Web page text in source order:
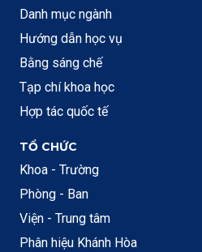
Danh mục ngành
Hướng dẫn học vụ
Bằng sáng chế
Tạp chí khoa học
Hợp tác quốc tế
TỔ CHỨC
Khoa - Trường
Phòng - Ban
Viện - Trung tâm
Phân hiệu Khánh Hòa